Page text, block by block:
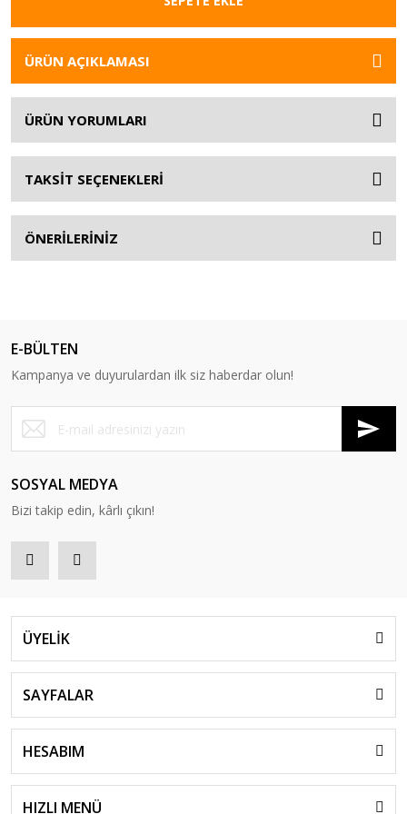
ÜRÜN AÇIKLAMASI
ÜRÜN YORUMLARI
TAKSİT SEÇENEKLERİ
ÖNERİLERİNİZ
E-BÜLTEN
Kampanya ve duyurulardan ilk siz haberdar olun!
SOSYAL MEDYA
Bizi takip edin, kârlı çıkın!
ÜYELİK
SAYFALAR
HESABIM
HIZLI MENÜ